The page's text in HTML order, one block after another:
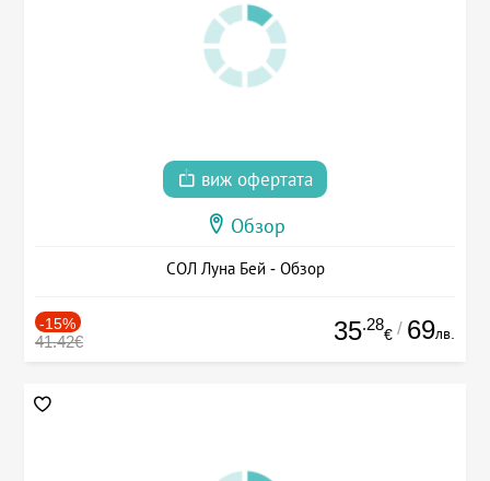
виж офертата
Обзор
СОЛ Луна Бей - Обзор
-15%
41.42€ 35.28
€ / 69лв.